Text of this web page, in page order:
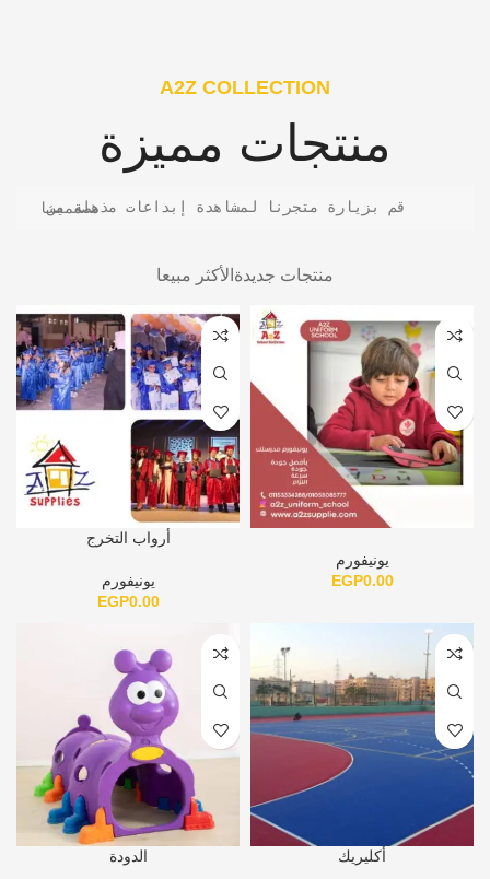
A2Z COLLECTION
منتجات مميزة
قم بزيارة متجرنا لمشاهدة إبداعات مذهلة من مصممينا
منتجات جديدة الأكثر مبيعا
يونيفورم
EGP0.00
أرواب التخرج
يونيفورم
EGP0.00
أكليريك الدودة